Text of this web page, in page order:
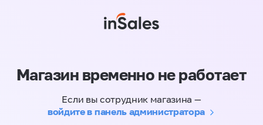
Магазин временно не работает
Если вы сотрудник магазина —
войдите в панель администратора